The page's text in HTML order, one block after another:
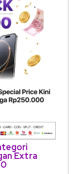
Extra